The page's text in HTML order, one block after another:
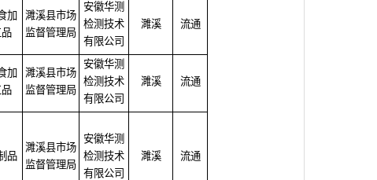
加
品
濉溪县市场
监督管理局
安徽华测
检测技术
有限公司
濉溪 流通
加
品
濉溪县市场
监督管理局
安徽华测
检测技术
有限公司
濉溪 流通
品
濉溪县市场
监督管理局
安徽华测
检测技术
有限公司
濉溪 流通